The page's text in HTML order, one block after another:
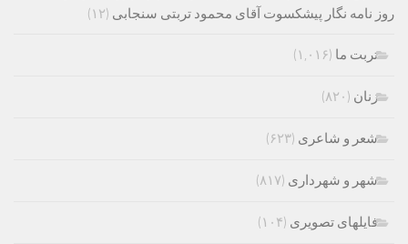
روز نامه نگار پیشکسوت آقای محمود تربتی سنجابی (۱۲)
تربت ما (۱,۰۱۶)
زنان (۸۲۰)
شعر و شاعری (۶۲۳)
شهر و شهرداری (۸۱۷)
فایلهای تصویری (۱۰۴)